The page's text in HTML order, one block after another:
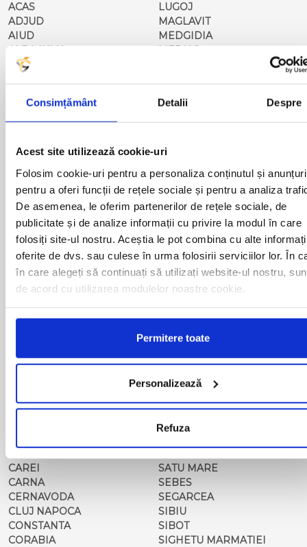
Consimțământ Detalii Despre
Acest site utilizează cookie-uri
Folosim cookie-uri pentru a personaliza conținutul și
pentru a oferi funcții de rețele sociale și pentru a analiza
De asemenea, le oferim partenerilor de rețele sociale, de
publicitate și de analize informații cu privire la modul în care
folosiți site-ul nostru. Aceștia le pot combina cu alte
oferite de dvs. sau culese în urma folosirii serviciilor lor. În
în care alegeți să continuați să utilizați website-ul nostru,
de acord cu utilizarea modulelor noastre cookie.
Permitere toate
Personalizează
Refuza
ACAS
ADJUD
AIUD
ALBA IULIA
ALESD
BACAU
BAIA MARE
BAILESTI
BALS-OT
BARCA
BARLAD
BECHET
BECLEAN
BISTRET
BISTRITA
BOTOSANI
BRAILA
BRASOV
CALAFAT
CAMPULUNG
CAREI
CARNA
CERNAVODA
CLUJ NAPOCA
CONSTANTA
CORABIA
LUGOJ
MAGLAVIT
MEDGIDIA
MEDIAS
NUSFALAU
OLTENITA
ORADEA
PASCANI
PERICEI
PERISOR
PETROSANI
PIATRA NEAMT
PISCU VECHI
PITESTI
PLOIESTI
PODARI
POIANA MARE
RAST
RESITA
RM. VALCEA
ROSIORII DE VEDE
SADOVA
SATU MARE
SEBES
SEGARCEA
SIBIU
SIBOT
SIGHETU MARMATIEI